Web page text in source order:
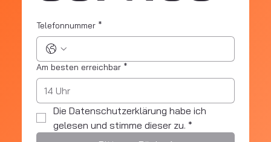
Telefonnummer *
Am besten erreichbar *
Die Datenschutzerklärung habe ich
gelesen und stimme dieser zu. *